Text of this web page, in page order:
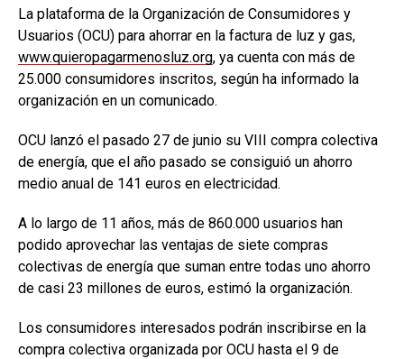
La plataforma de la Organización de Consumidores y
Usuarios (OCU) para ahorrar en la factura de luz y gas,
www.quieropagarmenosluz.org, ya cuenta con más de
25.000 consumidores inscritos, según ha informado la
organización en un comunicado.
OCU lanzó el pasado 27 de junio su VIII compra colectiva
de energía, que el año pasado se consiguió un ahorro
medio anual de 141 euros en electricidad.
A lo largo de 11 años, más de 860.000 usuarios han
podido aprovechar las ventajas de siete compras
colectivas de energía que suman entre todas uno ahorro
de casi 23 millones de euros, estimó la organización.
Los consumidores interesados podrán inscribirse en la
compra colectiva organizada por OCU hasta el 9 de